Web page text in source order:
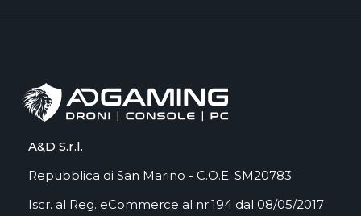
A&D S.r.l.
Repubblica di San Marino - C.O.E. SM20783
Iscr. al Reg. eCommerce al nr.194 dal 08/05/2017